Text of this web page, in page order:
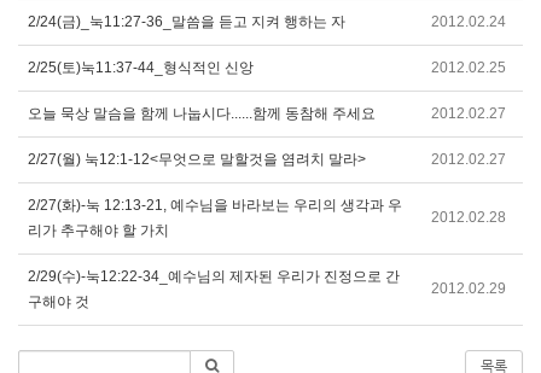
2/24(금)_눅11:27-36_말씀을 듣고 지켜 행하는 자 2012.02.24
2/25(토)눅11:37-44_형식적인 신앙 2012.02.25
오늘 묵상 말슴을 함께 나눕시다......함께 동참해 주세요 2012.02.27
2/27(월) 눅12:1-12<무엇으로 말할것을 염려치 말라> 2012.02.27
2/27(화)-눅 12:13-21, 예수님을 바라보는 우리의 생각과 우
리가 추구해야 할 가치
2012.02.28
2/29(수)-눅12:22-34_예수님의 제자된 우리가 진정으로 간
구해야 것
2012.02.29
목록